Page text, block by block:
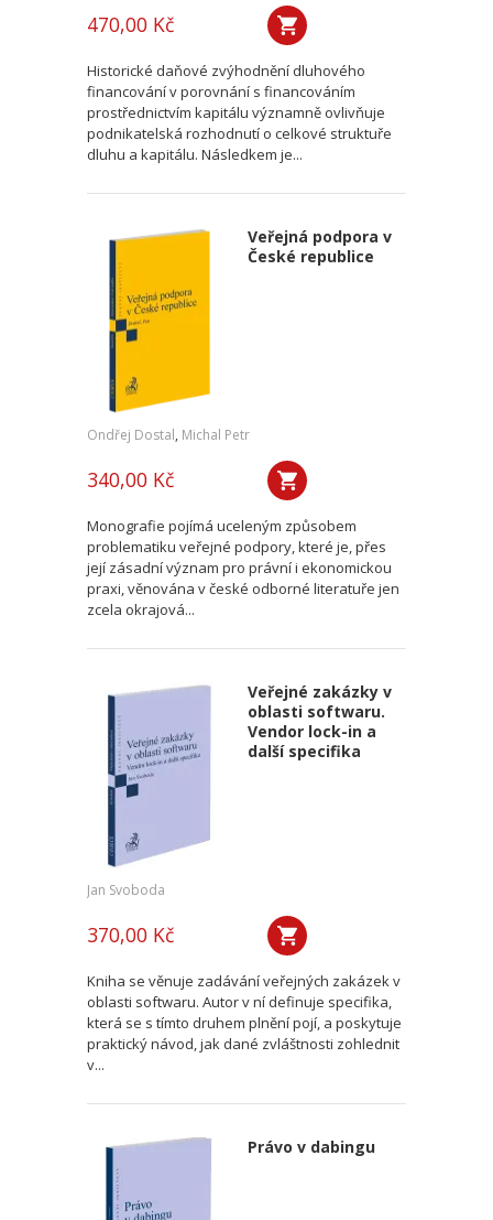
470,00 Kč
Historické daňové zvýhodnění dluhového
financování v porovnání s financováním
prostřednictvím kapitálu významně ovlivňuje
podnikatelská rozhodnutí o celkové struktuře
dluhu a kapitálu. Následkem je...
Veřejná podpora v
České republice
Ondřej Dostal, Michal Petr
340,00 Kč
Monografie pojímá uceleným způsobem
problematiku veřejné podpory, které je, přes
její zásadní význam pro právní i ekonomickou
praxi, věnována v české odborné literatuře jen
zcela okrajová...
Veřejné zakázky v
oblasti softwaru.
Vendor lock-in a
další specifika
Jan Svoboda
370,00 Kč
Kniha se věnuje zadávání veřejných zakázek v
oblasti softwaru. Autor v ní definuje specifika,
která se s tímto druhem plnění pojí, a poskytuje
praktický návod, jak dané zvláštnosti zohlednit
v...
Právo v dabingu